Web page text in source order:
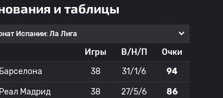
и таблицы
Испании: Ла Лига
Игры В/Н/П
Очки
Барселона 38 31/1/6 94
Реал Мадрид 38 27/5/6 86